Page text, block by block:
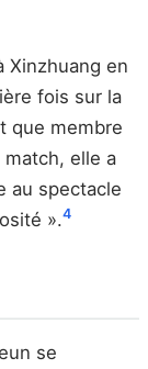
Xinzhuang en
fois sur la
que membre
elle a
au spectacle
».4
se